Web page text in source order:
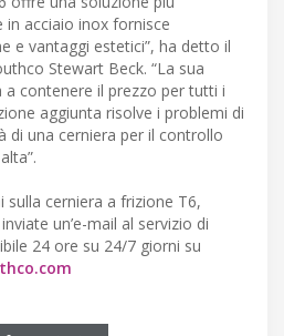
acciaio inox fornisce
e vantaggi estetici”, ha detto il
Stewart Beck. “La sua
contenere il prezzo per tutti i
aggiunta risolve i problemi di
di una cerniera per il controllo
cerniera a frizione T6,
un’e-mail al servizio di
24 ore su 24/7 giorni su